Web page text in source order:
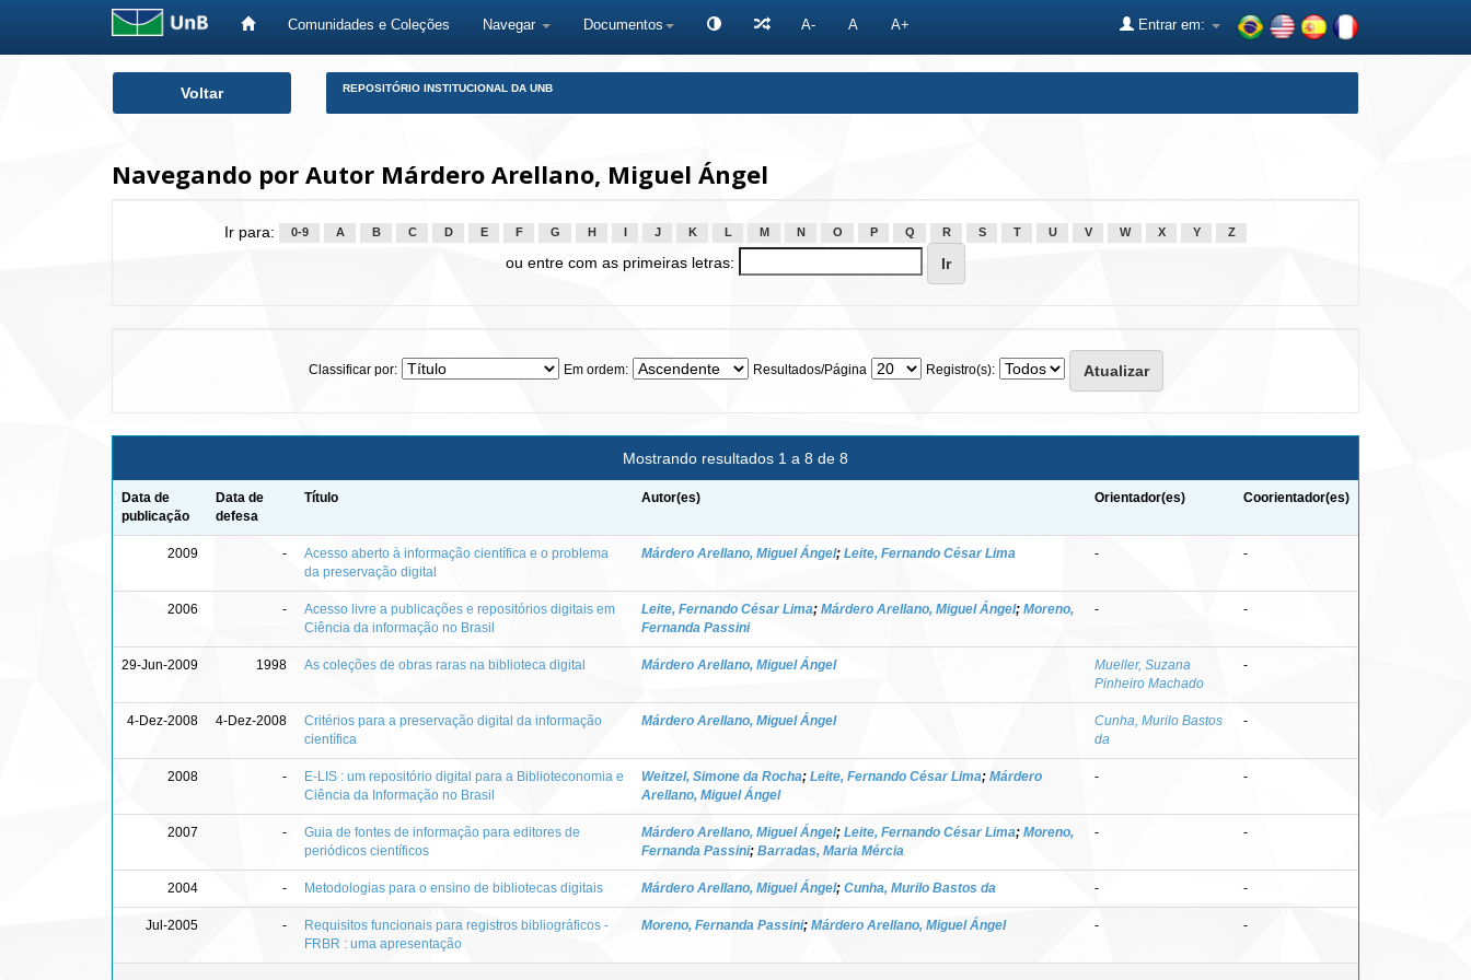
Comunidades e Coleções Navegar Documentos A- A A+ Entrar em:
Voltar REPOSITÓRIO INSTITUCIONAL DA UNB
Navegando por Autor Márdero Arellano, Miguel Ángel
Ir para: 0-9 A B C D E F G H J K L M N O P Q R S T U V W X Y Z
ou entre com as primeiras letras:
Classificar por: Em ordem: Resultados/Página Registro(s):
Mostrando resultados 1 a 8 de 8
Data de
publicação
Data de
defesa
Título Autor(es) Orientador(es) Coorientador(es)
2009 -
Acesso aberto à informação científica e o problema
da preservação digital
Márdero Arellano, Miguel Ángel; Leite, Fernando César Lima - -
2006 -
Acesso livre a publicações e repositórios digitais em
Ciência da informação no Brasil
Leite, Fernando César Lima; Márdero Arellano, Miguel Ángel; Moreno,
Fernanda Passini
- -
29-Jun-2009 1998 As coleções de obras raras na biblioteca digital Márdero Arellano, Miguel Ángel
Mueller, Suzana
Pinheiro Machado
-
4-Dez-2008 4-Dez-2008
Critérios para a preservação digital da informação
científica
Márdero Arellano, Miguel Ángel
Cunha, Murilo Bastos
da
-
2008 -
E-LIS : um repositório digital para a Biblioteconomia e
Ciência da Informação no Brasil
Weitzel, Simone da Rocha; Leite, Fernando César Lima; Márdero
Arellano, Miguel Ángel
- -
2007 -
Guia de fontes de informação para editores de
periódicos científicos
Márdero Arellano, Miguel Ángel; Leite, Fernando César Lima; Moreno,
Fernanda Passini; Barradas, Maria Mércia
- -
2004 - Metodologias para o ensino de bibliotecas digitais Márdero Arellano, Miguel Ángel; Cunha, Murilo Bastos da - -
Jul-2005 -
Requisitos funcionais para registros bibliográficos -
FRBR : uma apresentação
Moreno, Fernanda Passini; Márdero Arellano, Miguel Ángel - -